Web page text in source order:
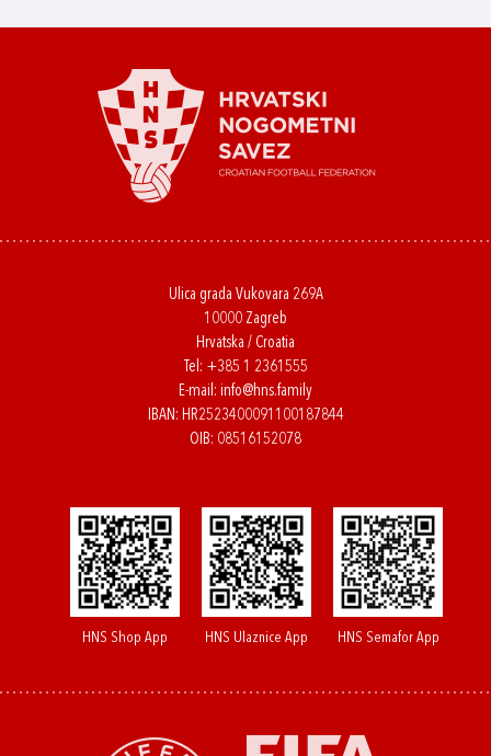
Ulica grada Vukovara 269A
10000 Zagreb
Hrvatska / Croatia
Tel: +385 1 2361555
E-mail: info@hns.family
IBAN: HR2523400091100187844
OIB: 08516152078
HNS Shop App HNS Ulaznice App HNS Semafor App